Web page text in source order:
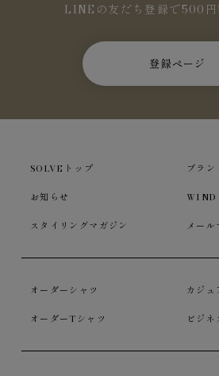
LINEの友だち登録で500円
登録ページ
SOLVEトップ ブラン
お知らせ
スタイリングマガジン メー
オーダーシャツ カジュ
オーダーTシャツ ビジネ